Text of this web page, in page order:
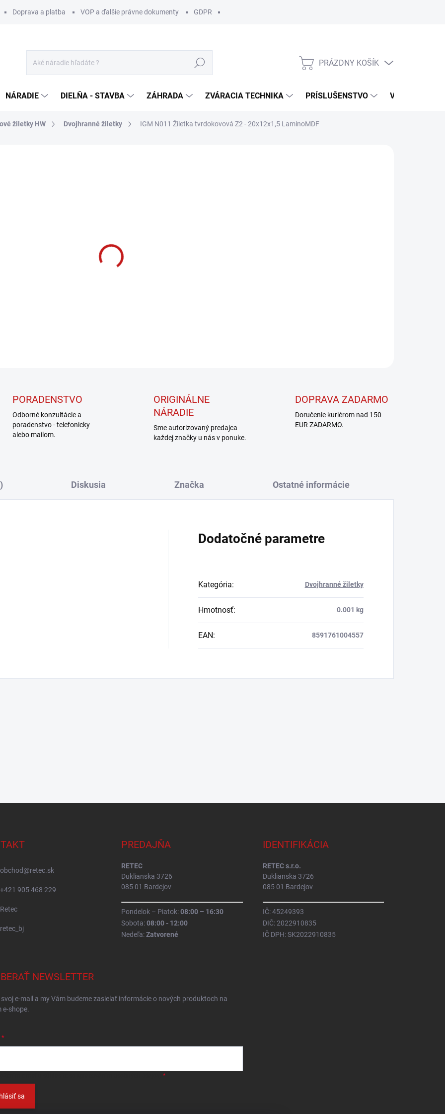
Doprava a platba VOP a ďalšie právne dokumenty GDPR
Hľadať
NÁKUPNÝ
PRÁZDNY KOŠÍK
NÁRADIE DIELŇA - STAVBA ZÁHRADA ZVÁRACIA TECHNIKA PRÍSLUŠENSTVO VÝROBCOVIA
žiletky HW Dvojhranné žiletky IGM N011 Žiletka tvrdokovová Z2 - 20x12x1,5 LaminoMDF
PORADENSTVO
Odborné konzultácie a
poradenstvo - telefonicky
alebo mailom.
ORIGINÁLNE
NÁRADIE
Sme autorizovaný predajca
každej značky u nás v ponuke.
DOPRAVA ZADARMO
Doručenie kuriérom nad 150
EUR ZADARMO.
Diskusia Značka Ostatné informácie
Dodatočné parametre
Kategória: Dvojhranné žiletky
Hmotnosť: 0.001 kg
EAN: 8591761004557
obchod@retec.sk
+421 905 468 229
Retec
retec_bj
PREDAJŇA
RETEC
Duklianska 3726
085 01 Bardejov
Pondelok – Piatok:08:00 – 16:30
Sobota:08:00 - 12:00
Nedeľa:Zatvorené
IDENTIFIKÁCIA
RETEC s.r.o.
Duklianska 3726
085 01 Bardejov
IČ: 45249393
DIČ: 2022910835
IČ DPH: SK2022910835
NEWSLETTER
e-mail a my Vám budeme zasielať informácie o nových produktoch na
e-shope.
sa